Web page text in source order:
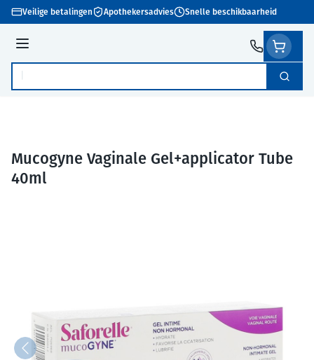
Ga naar de inhoud
Veilige betalingen Apothekersadvies Snelle beschikbaarheid
Menu
Product, merk, categorie... Zoek
Mucogyne Vaginale Gel+applicator Tube
40ml